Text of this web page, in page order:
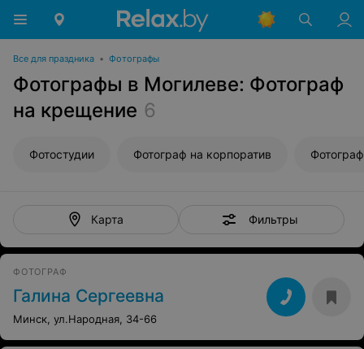
Все для праздника • Фотографы
Фотографы в Могилеве: Фотограф
на крещение 6
Фотостудии Фотограф на корпоратив
Карта Фильтры
ФОТОГРАФ
Галина Сергеевна
Минск, ул.Народная, 34-66